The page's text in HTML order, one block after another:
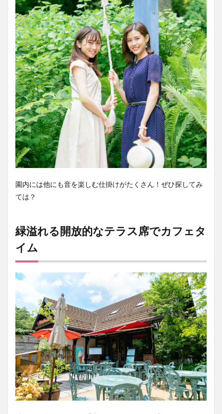
園内には他にも音を楽しむ仕掛けがたくさん！ぜひ探してみ
ては？
緑溢れる開放的なテラス席でカフェタ
イム